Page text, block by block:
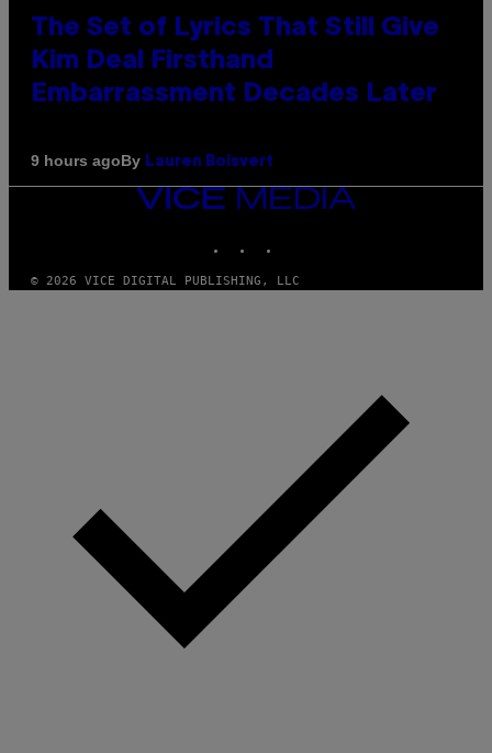
The Set of Lyrics That Still Give
Kim Deal Firsthand
Embarrassment Decades Later
9 hours agoBy Lauren Boisvert
VICE
MEDIA
© 2026 VICE DIGITAL PUBLISHING, LLC